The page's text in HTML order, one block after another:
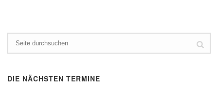
DIE NÄCHSTEN TERMINE